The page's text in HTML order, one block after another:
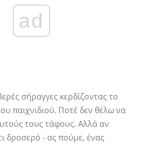
ad
σήραγγες κερδίζοντας το
παιχνιδιού. Ποτέ δεν θέλω να
τους τάφους. Αλλά αν
δροσερό - ας πούμε, ένας